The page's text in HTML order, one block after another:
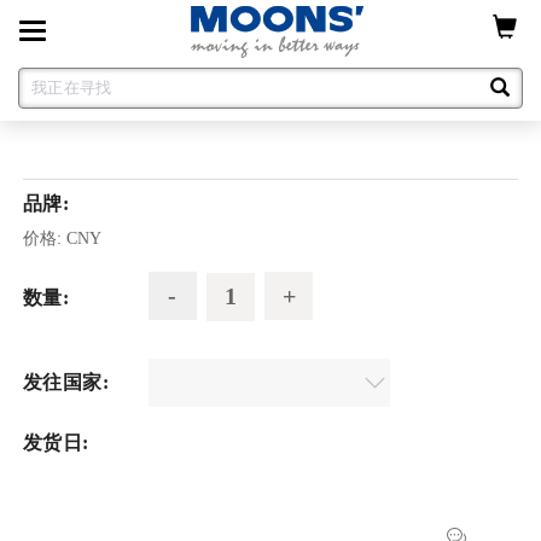
Toggle
navigation
品牌:
价格: CNY
数量:
发往国家:
发货日: